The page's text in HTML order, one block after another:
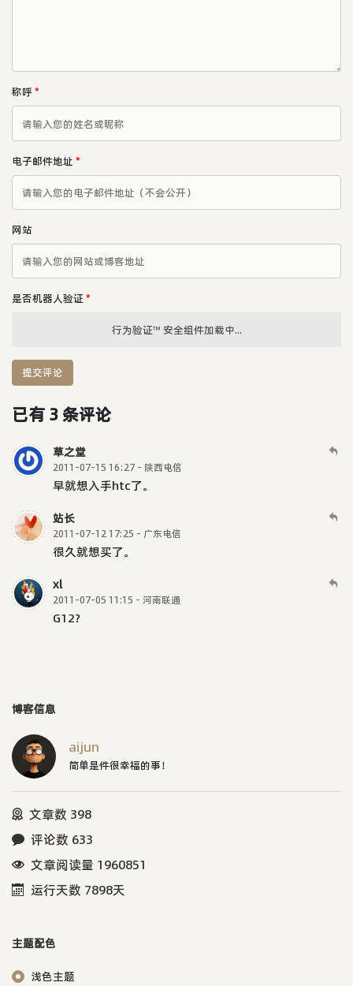
称呼*
电子邮件地址 *
网站
是否机器人验证 *
行为验证™ 安全组件加载中...
提交评论
已有 3 条评论
草之堂
2011-07-15 16:27 - 陕西电信
早就想入手htc了。
站长
2011-07-12 17:25 - 广东电信
很久就想买了。
xl
2011-07-05 11:15 - 河南联通
G12?
博客信息
aijun
简单是件很幸福的事！
文章数 398
评论数 633
文章阅读量 1960851
运行天数 7898天
主题配色
浅色主题